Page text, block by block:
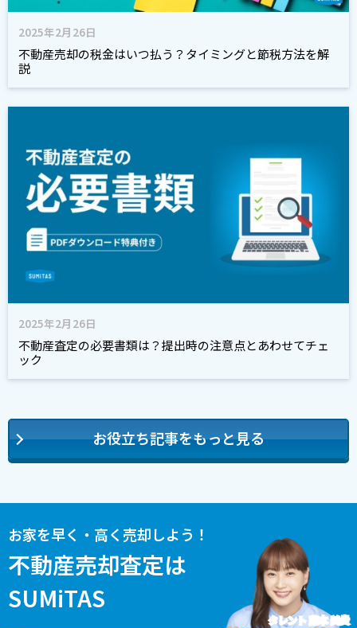
2025年2月26日
不動産売却の税金はいつ払う？タイミングと節税方法を解
説
2025年2月26日
不動産査定の必要書類は？提出時の注意点とあわせてチェ
ック
お役立ち記事をもっと見る
お家を早く・高く売却しよう！
不動産売却査定は
SUMiTAS
タレント 藤本 美貴